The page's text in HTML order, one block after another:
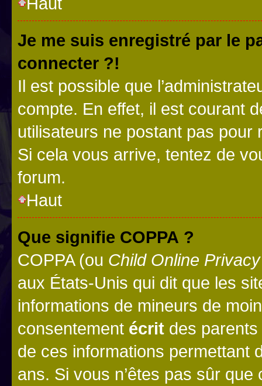
Je me suis enregistré par le
connecter ?!
Il est possible que
compte. En effet, il est courant
utilisateurs ne postant pas pour
Si cela vous arrive, tentez de
forum.
Haut
Que signifie COPPA ?
COPPA (ou Child Online
aux États-Unis qui dit que les
informations de mineurs de
consentement écrit des parents
de ces informations permettant
ans. Si vous n’êtes pas sûr